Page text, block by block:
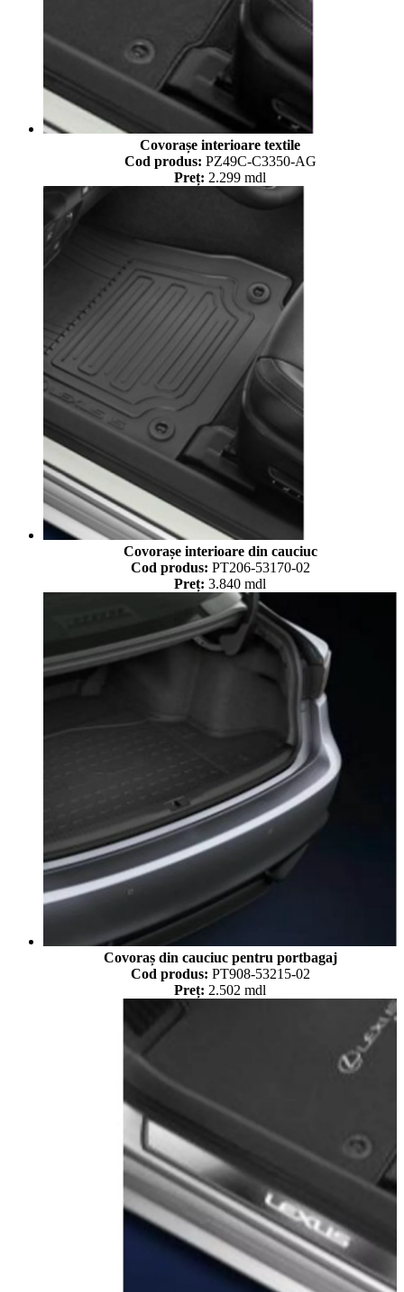
Covorașe interioare textile
Cod produs: PZ49C-C3350-AG
Preț: 2.299 mdl
Covorașe interioare din cauciuc
Cod produs: PT206-53170-02
Preț: 3.840 mdl
Covoraș din cauciuc pentru portbagaj
Cod produs: PT908-53215-02
Preț: 2.502 mdl